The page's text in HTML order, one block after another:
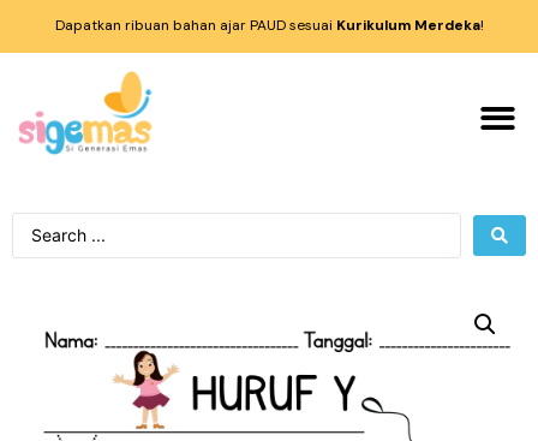
Dapatkan ribuan bahan ajar PAUD sesuai Kurikulum Merdeka!